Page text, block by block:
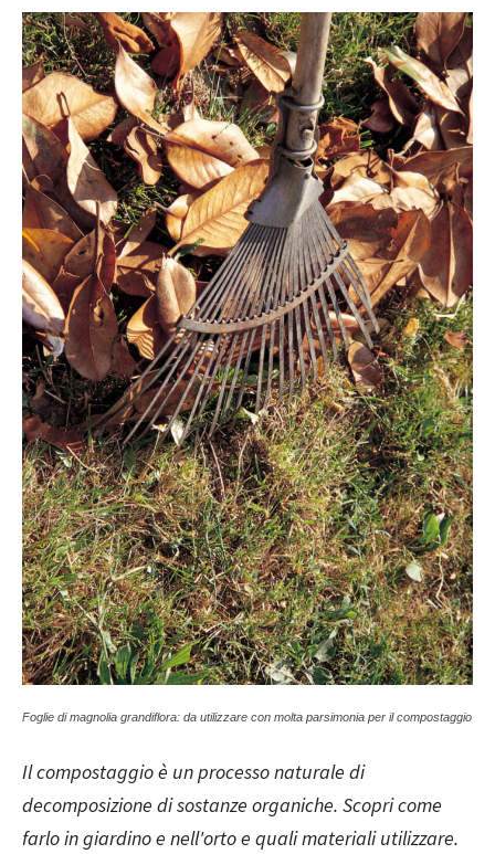
Foglie di magnolia grandiflora: da utilizzare con molta parsimonia per il compostaggio
Il compostaggio è un processo naturale di
decomposizione di sostanze organiche. Scopri come
farlo in giardino e nell'orto e quali materiali utilizzare.